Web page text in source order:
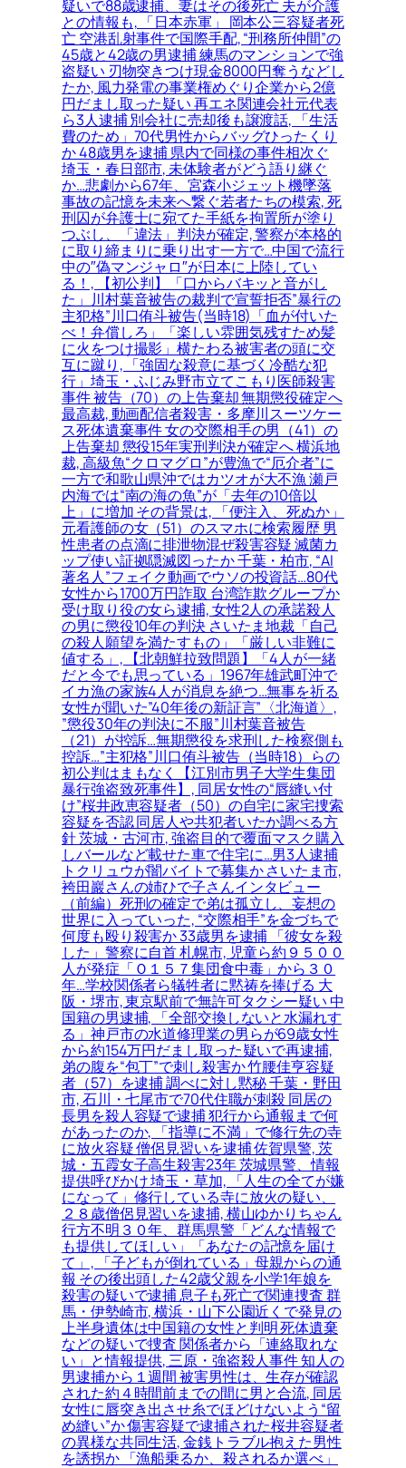
疑いで88歳逮捕、妻はその後死亡 夫が介護
との情報も, 「日本赤軍」 岡本公三容疑者死
亡 空港乱射事件で国際手配, “刑務所仲間”の
45歳と42歳の男逮捕 練馬のマンションで強
盗疑い 刃物突きつけ現金8000円奪うなどし
たか, 風力発電の事業権めぐり企業から2億
円だまし取った疑い 再エネ関連会社元代表
ら3人逮捕 別会社に売却後も譲渡話, 「生活
費のため」70代男性からバッグひったくり
か 48歳男を逮捕 県内で同様の事件相次ぐ
埼玉・春日部市, 未体験者がどう語り継ぐ
か…悲劇から67年、宮森小ジェット機墜落
事故の記憶を未来へ繋ぐ若者たちの模索, 死
刑囚が弁護士に宛てた手紙を拘置所が塗り
つぶし、「違法」判決が確定, 警察が本格的
に取り締まりに乗り出す一方で…中国で流行
中の″偽マンジャロ″が日本に上陸してい
る！, 【初公判】「口からバキッと音がし
た」川村葉音被告の裁判で宣誓拒否”暴行の
主犯格”川口侑斗被告(当時18)「血が付いた
べ！弁償しろ」「楽しい雰囲気残すため髪
に火をつけ撮影」横たわる被害者の頭に交
互に蹴り, 「強固な殺意に基づく冷酷な犯
行」埼玉・ふじみ野市立てこもり医師殺害
事件 被告（70）の上告棄却 無期懲役確定へ
最高裁, 動画配信者殺害・多摩川スーツケー
ス死体遺棄事件 女の交際相手の男（41）の
上告棄却 懲役15年実刑判決が確定へ 横浜地
裁, 高級魚“クロマグロ”が豊漁で“厄介者”に
一方で和歌山県沖ではカツオが大不漁 瀬戸
内海では“南の海の魚”が「去年の10倍以
上」に増加 その背景は, 「便注入、死ぬか」
元看護師の女（51）のスマホに検索履歴 男
性患者の点滴に排泄物混ぜ殺害容疑 滅菌カ
ップ使い証拠隠滅図ったか 千葉・柏市, “AI
著名人”フェイク動画でウソの投資話…80代
女性から1700万円詐取 台湾詐欺グループか
受け取り役の女ら逮捕, 女性2人の承諾殺人
の男に懲役10年の判決 さいたま地裁「自己
の殺人願望を満たすもの」「厳しい非難に
値する」, 【北朝鮮拉致問題】「4人が一緒
だと今でも思っている」1967年雄武町沖で
イカ漁の家族4人が消息を絶つ…無事を祈る
女性が聞いた”40年後の新証言”〈北海道〉,
”懲役30年の判決に不服”川村葉音被告
（21）が控訴…無期懲役を求刑した検察側も
控訴…”主犯格”川口侑斗被告（当時18）らの
初公判はまもなく【江別市男子大学生集団
暴行強盗致死事件】, 同居女性の“唇縫い付
け”桜井政恵容疑者（50）の自宅に家宅捜索
容疑を否認 同居人や共犯者いたか調べる方
針 茨城・古河市, 強盗目的で覆面マスク購入
しバールなど載せた車で住宅に…男3人逮捕
トクリュウが闇バイトで募集か さいたま市,
袴田巖さんの姉ひで子さんインタビュー
（前編）死刑の確定で弟は孤立し、妄想の
世界に入っていった, “交際相手”を金づちで
何度も殴り殺害か 33歳男を逮捕 「彼女を殺
した」警察に自首 札幌市, 児童ら約９５００
人が発症「Ｏ１５７集団食中毒」から３０
年…学校関係者ら犠牲者に黙祷を捧げる 大
阪・堺市, 東京駅前で無許可タクシー疑い 中
国籍の男逮捕, 「全部交換しないと水漏れす
る」神戸市の水道修理業の男らが69歳女性
から約154万円だまし取った疑いで再逮捕,
弟の腹を“包丁”で刺し殺害か 竹腰佳亨容疑
者（57）を逮捕 調べに対し黙秘 千葉・野田
市, 石川・七尾市で70代住職が刺殺 同居の
長男を殺人容疑で逮捕 犯行から通報まで何
があったのか, 「指導に不満」で修行先の寺
に放火容疑 僧侶見習いを逮捕 佐賀県警, 茨
城・五霞女子高生殺害23年 茨城県警、情報
提供呼びかけ 埼玉・草加, 「人生の全てが嫌
になって」修行している寺に放火の疑い、
２８歳僧侶見習いを逮捕, 横山ゆかりちゃん
行方不明３０年、群馬県警「どんな情報で
も提供してほしい」「あなたの記憶を届け
て」, 「子どもが倒れている」母親からの通
報 その後出頭した42歳父親を小学1年娘を
殺害の疑いで逮捕 息子も死亡で関連捜査 群
馬・伊勢崎市, 横浜・山下公園近くで発見の
上半身遺体は中国籍の女性と判明 死体遺棄
などの疑いで捜査 関係者から「連絡取れな
い」と情報提供, 三原・強盗殺人事件 知人の
男逮捕から１週間 被害男性は、生存が確認
された約４時間前までの間に男と合流, 同居
女性に唇突き出させ糸でほどけないよう“留
め縫い”か 傷害容疑で逮捕された桜井容疑者
の異様な共同生活, 金銭トラブル抱えた男性
を誘拐か 「漁船乗るか、殺されるか選べ」